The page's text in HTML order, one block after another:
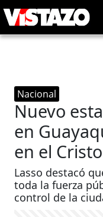
Nacional
Nuevo
en
en el
Lasso destacó
toda la fuerza
control de la